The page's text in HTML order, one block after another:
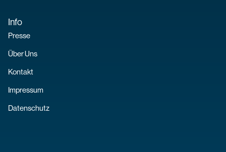
Info
Presse
Über Uns
Kontakt
Impressum
Datenschutz